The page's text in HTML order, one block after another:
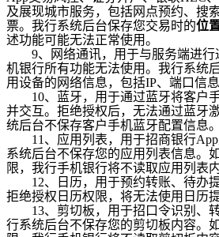
及展现城市服务，包括网点预约、搜
票。我行系统后台保存您交易时的位
述功能可能无法正常使用。
9、网络通讯，用于与服务端进
机银行所有功能无法使用。我行系统
用设备的网络信息，包括IP、端口信息
10、蓝牙，用于通过蓝牙将客户
并交互。拒绝授权后，无法通过蓝牙
统后台不保存客户手机蓝牙配置信息。
11 、应用列表，用于招商银行
系统后台不保存您的应用列表信息。
限，我行手机银行将不读取应用列表内
12、日历，用于预约转账、待办
拒绝授权日历权限，将无法使用日历
13、剪切板，用于招口令识别、
行系统后台不保存您的剪切板内容。